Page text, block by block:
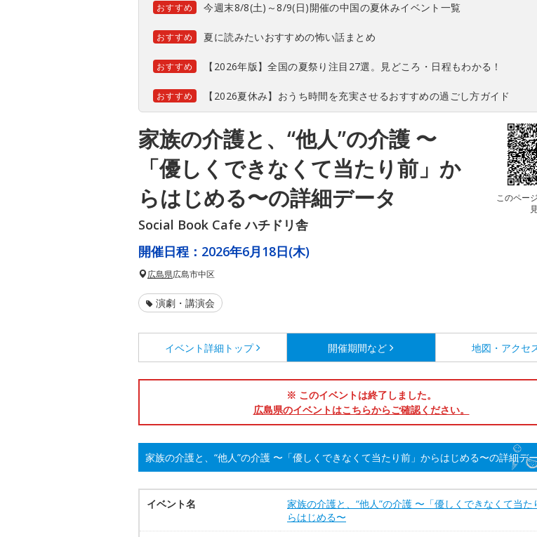
おすすめ 今週末8/8(土)～8/9(日)開催の中国の夏休みイベント一覧
おすすめ 夏に読みたいおすすめの怖い話まとめ
おすすめ 【2026年版】全国の夏祭り注目27選。見どころ・日程もわかる！
おすすめ 【2026夏休み】おうち時間を充実させるおすすめの過ごし方ガイド
家族の介護と、“他人”の介護 〜
「優しくできなくて当たり前」か
らはじめる〜の詳細データ
Social Book Cafe ハチドリ舎
このペー
開催日程： 2026年6月18日(木)
広島県広島市中区
演劇・講演会
イベント詳細 トップ 開催期間など 地図・アクセ
※ このイベントは終了しました。
広島県のイベントはこちらからご確認ください。
家族の介護と、“他人”の介護 〜「優しくできなくて当たり前」からはじめる〜の詳細デ
イベント名
家族の介護と、“他人”の介護 〜「優しくできなくて当た
らはじめる〜